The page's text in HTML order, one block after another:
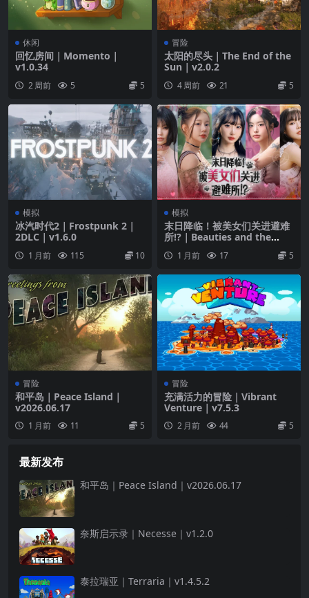
休闲
回忆房间｜Momento｜
v1.0.34
2 周前 5 5
冒险
太阳的尽头｜The End of the
Sun｜v2.0.2
4 周前 21 5
模拟
冰汽时代2｜Frostpunk 2｜
2DLC｜v1.6.0
1 月前 115 10
模拟
末日降临！被美女们关进避难
所!?｜Beauties and the
1 月前 17 5
冒险
和平岛｜Peace Island｜
v2026.06.17
1 月前 11 5
冒险
充满活力的冒险｜Vibrant
Venture｜v7.5.3
2 月前 44 5
最新发布
和平岛｜Peace Island｜v2026.06.17
奈斯启示录｜Necesse｜v1.2.0
泰拉瑞亚｜Terraria｜v1.4.5.2